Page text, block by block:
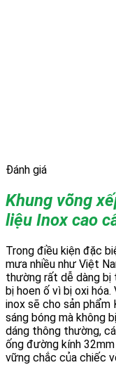
Đánh giá
Khung võng
liệu Inox cao
Trong điều kiện đặc
mưa nhiều như Việt
thường rất dễ dàng bị
bị hoen ố vì bị oxi
inox sẽ cho sản phẩm
sáng bóng mà không
dáng thông thường,
ống đường kính
vững chắc của chiếc